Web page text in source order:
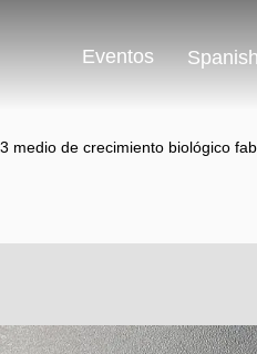
Eventos Spanish
de crecimiento biológico